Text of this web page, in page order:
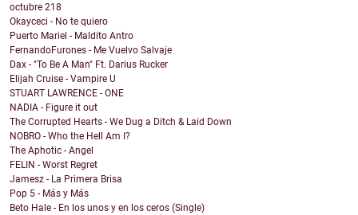
octubre 218
Okayceci - No te quiero
Puerto Mariel - Maldito Antro
FernandoFurones - Me Vuelvo Salvaje
Dax - "To Be A Man" Ft. Darius Rucker
Elijah Cruise - Vampire U
STUART LAWRENCE - ONE
NADIA - Figure it out
The Corrupted Hearts - We Dug a Ditch & Laid Down
NOBRO - Who the Hell Am I?
The Aphotic - Angel
FELIN - Worst Regret
Jamesz - La Primera Brisa
Pop 5 - Más y Más
Beto Hale - En los unos y en los ceros (Single)